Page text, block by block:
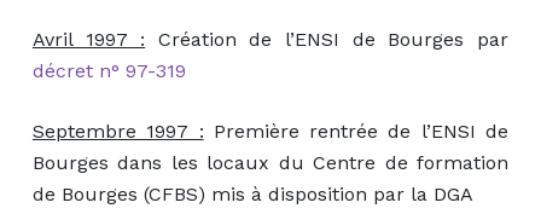
Avril 1997 : Création de l’ENSI de Bourges par
décret n° 97-319
Septembre 1997 : Première rentrée de l’ENSI de
Bourges dans les locaux du Centre de formation
de Bourges (CFBS) mis à disposition par la DGA